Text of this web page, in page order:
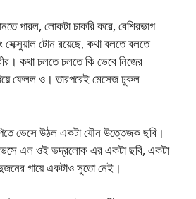
পারল, লোকটা চাকরি করে, বেশিরভাগ
সেক্সুয়াল টোন রয়েছে, কথা বলতে বলতে
কথা চলতে চলতে কি ভেবে নিজের
ফেলল ও। তারপরেই মেসেজ ঢুকল
ভেসে উঠল একটা যৌন উত্তেজক ছবি।
এল ওই ভদ্রলোক এর একটা ছবি, একটা
দুজনের গায়ে একটাও সুতো নেই।